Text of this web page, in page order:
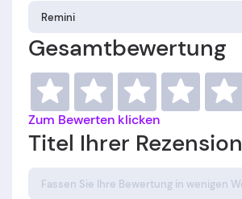
Gesamtbewertung
Zum Bewerten klicken
Titel Ihrer Rezension